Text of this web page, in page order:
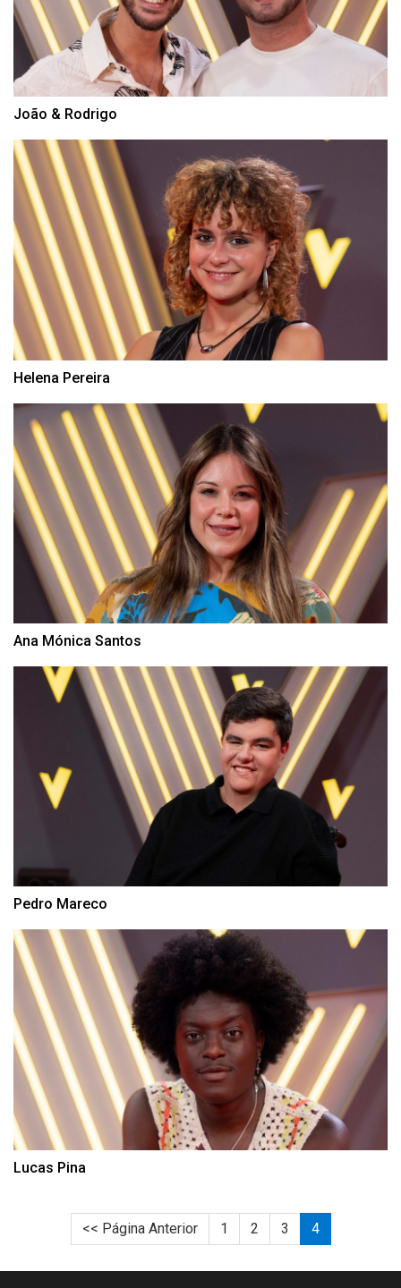
João & Rodrigo
Helena Pereira
Ana Mónica Santos
Pedro Mareco
Lucas Pina
<< Página Anterior 1 2 3 4